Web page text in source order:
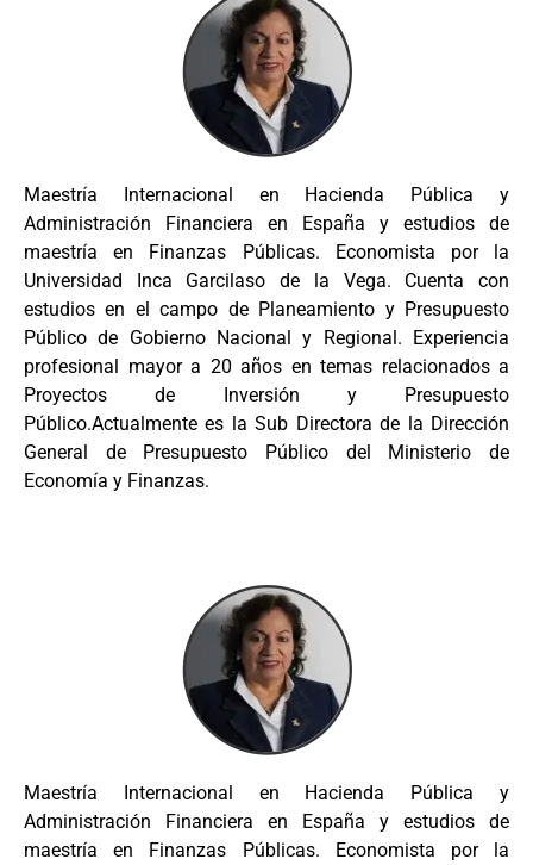
Maestría Internacional en Hacienda Pública y
Administración Financiera en España y estudios de
maestría en Finanzas Públicas. Economista por la
Universidad Inca Garcilaso de la Vega. Cuenta con
estudios en el campo de Planeamiento y Presupuesto
Público de Gobierno Nacional y Regional. Experiencia
profesional mayor a 20 años en temas relacionados a
Proyectos de Inversión y Presupuesto
Público.Actualmente es la Sub Directora de la Dirección
General de Presupuesto Público del Ministerio de
Economía y Finanzas.
Maestría Internacional en Hacienda Pública y
Administración Financiera en España y estudios de
maestría en Finanzas Públicas. Economista por la